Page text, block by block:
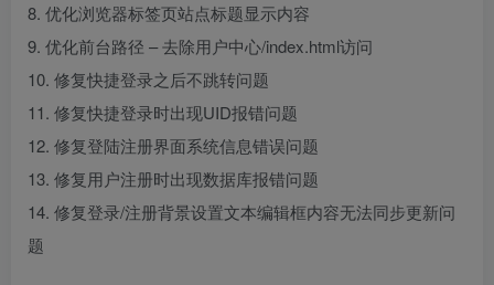
8. 优化浏览器标签页站点标题显示内容
9. 优化前台路径 – 去除用户中心/index.html访问
10. 修复快捷登录之后不跳转问题
11. 修复快捷登录时出现UID报错问题
12. 修复登陆注册界面系统信息错误问题
13. 修复用户注册时出现数据库报错问题
14. 修复登录/注册背景设置文本编辑框内容无法同步更新问
题